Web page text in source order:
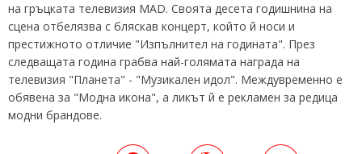
на гръцката телевизия MAD. Своята десета годишнина на
сцена отбелязва с бляскав концерт, който й носи и
престижното отличие "Изпълнител на годината". През
следващата година грабва най-голямата награда на
телевизия "Планета" - "Музикален идол". Междувременно е
обявена за "Модна икона", а ликът й е рекламен за редица
модни брандове.